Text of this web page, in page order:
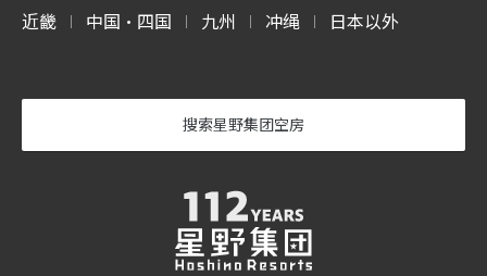
近畿 | 中国・四国 | 九州 | 冲绳 | 日本以外
搜索星野集团空房